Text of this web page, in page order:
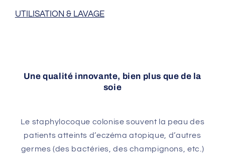
UTILISATION & LAVAGE
Une qualité innovante, bien plus que de la
soie
Le staphylocoque colonise souvent la peau des
patients atteints d’eczéma atopique, d’autres
germes (des bactéries, des champignons, etc.)